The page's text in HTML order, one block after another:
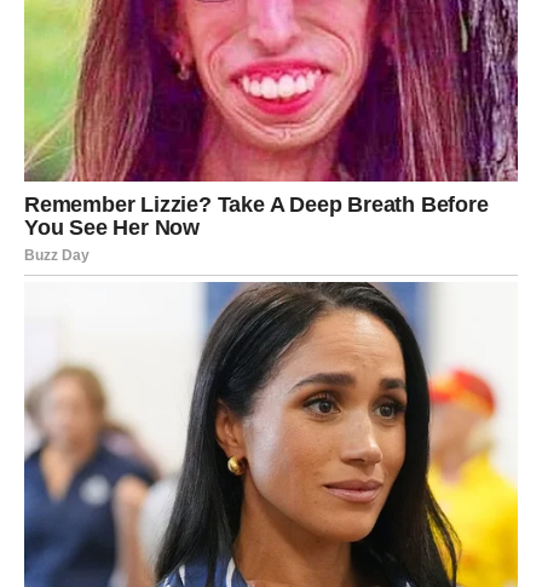
ste u vezi, razgovor o granicama je moguć. Slobodne
Vodolije uživaju u nezavisnosti.
Kreativne ideje vam dolaze spontano. Finansije su
promenljive. Zdravlje je dobro, ali mentalni odmor je
neophodan.
RIBE
Intuicija vam je danas izuzetno jaka. Subota je idealna za
duhovni mir, ljubav i tišinu. Ako ste u vezi, osećate
duboku povezanost. Slobodne Ribe mogu sanjati o velikoj
ljubavi – ili je prepoznati u stvarnosti.
Finansije su u drugom planu. Posao vas ne opterećuje
danas. Zdravlje je dobro, ali vam prija meditacija, muzika
ili boravak pored vode.